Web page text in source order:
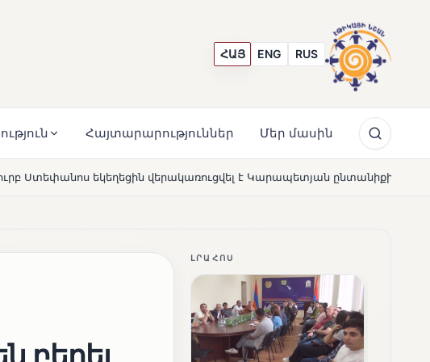
ՀԱՅ ENG RUS
Հայտարարություններ Մեր մասին
է Կարապետյան ընտանիքի մեկենասությամբ NEWS
ԼՐԱՀՈՍ